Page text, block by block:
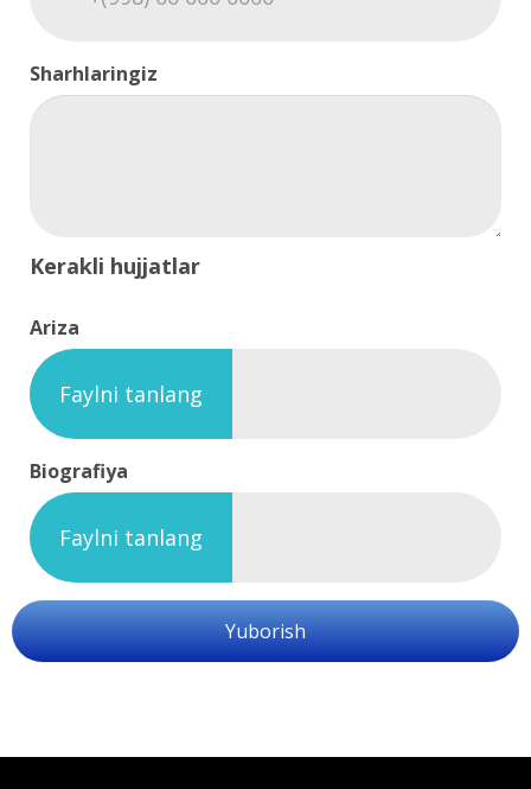
Sharhlaringiz
Kerakli hujjatlar
Ariza
Faylni tanlang
Biografiya
Faylni tanlang
Yuborish